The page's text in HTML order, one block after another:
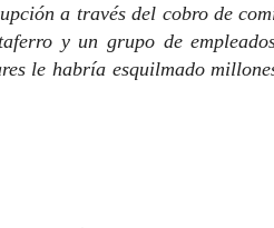
a través del cobro de
y un grupo de
le habría esquilmado